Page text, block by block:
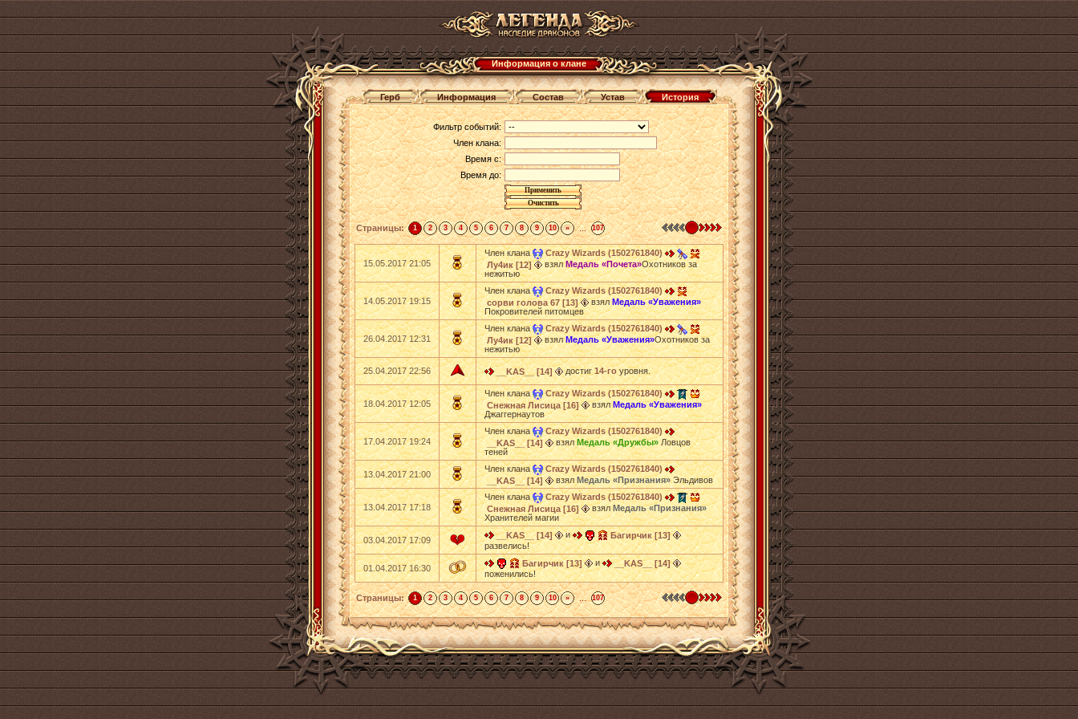
Информация о клане
Герб Информация Состав Устав История
Фильтр событий:
Член клана:
Время с:
Время до:
Страницы: 1 2 3 4 5 6 7 8 9 10 » ... 107
15.05.2017 21:05
Член клана
Crazy Wizards (1502761840)
Лу4ик [12]
взялМедаль «Почета»Охотников за
нежитью
14.05.2017 19:15
Член клана
Crazy Wizards (1502761840)
сорви голова 67 [13]
взялМедаль «Уважения»
Покровителей питомцев
26.04.2017 12:31
Член клана
Crazy Wizards (1502761840)
Лу4ик [12]
взялМедаль «Уважения»Охотников за
нежитью
25.04.2017 22:56 __KAS__ [14] достиг14-гоуровня.
18.04.2017 12:05
Член клана
Crazy Wizards (1502761840)
Снежная Лисица [16]
взялМедаль «Уважения»
Джаггернаутов
17.04.2017 19:24
Член клана
Crazy Wizards (1502761840)
__KAS__ [14]
взялМедаль «Дружбы»Ловцов
теней
13.04.2017 21:00
Член клана
Crazy Wizards (1502761840)
__KAS__ [14]
взялМедаль «Признания»Эльдивов
13.04.2017 17:18
Член клана
Crazy Wizards (1502761840)
Снежная Лисица [16]
взялМедаль «Признания»
Хранителей магии
03.04.2017 17:09 __KAS__ [14] и
Багирчик [13]
развелись!
01.04.2017 16:30 Багирчик [13] и
__KAS__ [14]
поженились!
Страницы: 1 2 3 4 5 6 7 8 9 10 » ... 107